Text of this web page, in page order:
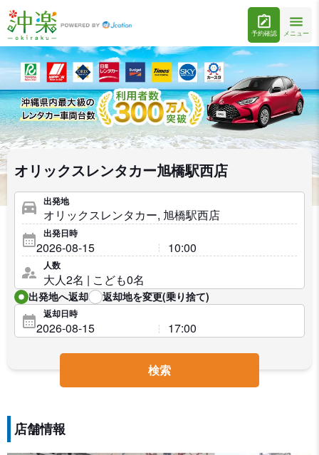
予約確認 メニュー
オリックスレンタカー旭橋駅西店
出発地
出発日時
人数
出発地へ返却 返却地を変更(乗り捨て)
返却日時
検索
店舗情報